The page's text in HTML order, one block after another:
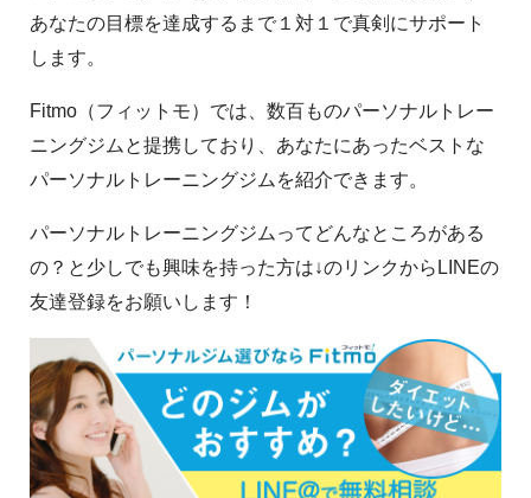
あなたの目標を達成するまで１対１で真剣にサポート
します。
Fitmo（フィットモ）では、数百ものパーソナルトレー
ニングジムと提携しており、あなたにあったベストな
パーソナルトレーニングジムを紹介できます。
パーソナルトレーニングジムってどんなところがある
の？と少しでも興味を持った方は↓のリンクからLINEの
友達登録をお願いします！